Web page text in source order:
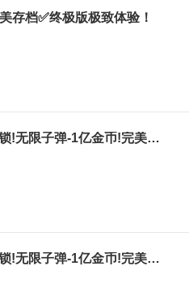
存档✅终极版极致体验！
《生化危机4重制版》终极版-艾达王DLC-奖励全解锁!无限子弹-1亿金币!完美存档!
《生化危机4重制版》终极版-艾达王DLC-奖励全解锁!无限子弹-1亿金币!完美存档!